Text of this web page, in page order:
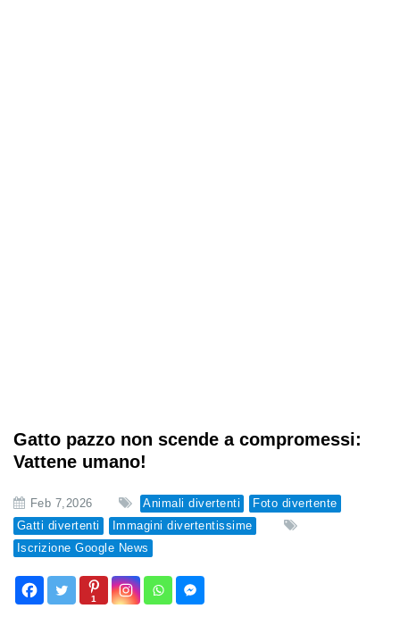
Gatto pazzo non scende a compromessi:
Vattene umano!
Feb 7,2026 Animali divertenti
Foto divertente
Gatti divertenti
Immagini divertentissime
Iscrizione Google News
1